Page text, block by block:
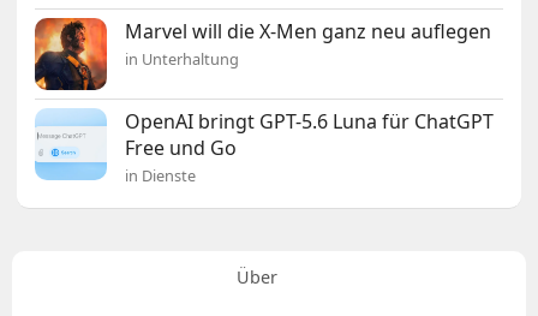
Marvel will die X-Men ganz neu auflegen
in Unterhaltung
OpenAI bringt GPT-5.6 Luna für ChatGPT
Free und Go
in Dienste
Über